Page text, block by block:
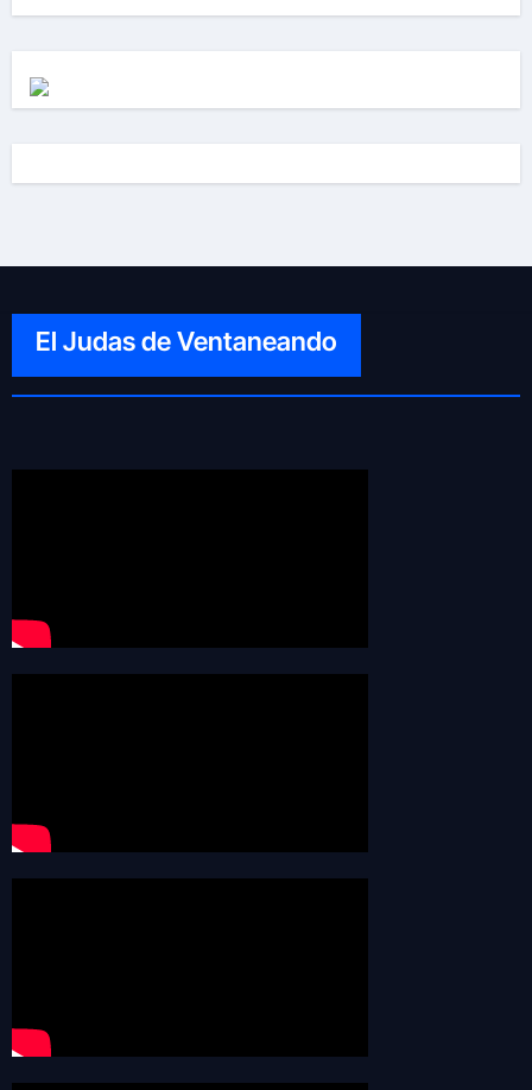
El Judas de Ventaneando